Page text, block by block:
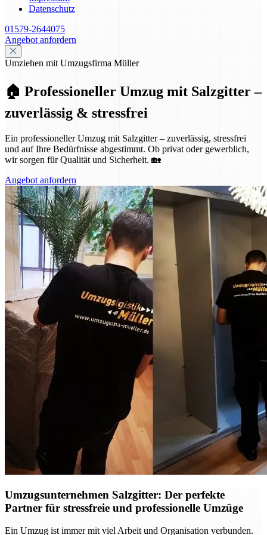
Datenschutz
01579-2644075
Angebot anfordern
Umziehen mit Umzugsfirma Müller
🏠 Professioneller Umzug mit Salzgitter –
zuverlässig & stressfrei
Ein professioneller Umzug mit Salzgitter – zuverlässig, stressfrei
und auf Ihre Bedürfnisse abgestimmt. Ob privat oder gewerblich,
wir sorgen für Qualität und Sicherheit. 🏡
Angebot anfordern
Umzugsunternehmen Salzgitter: Der perfekte
Partner für stressfreie und professionelle Umzüge
Ein Umzug ist immer mit viel Arbeit und Organisation verbunden.